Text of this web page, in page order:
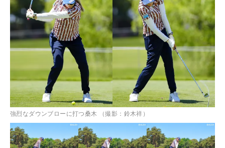
強烈なダウンブローに打つ桑木 （撮影：鈴木祥）